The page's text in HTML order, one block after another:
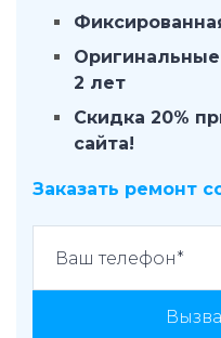
Оригинальные
2 лет
Скидка 20%
сайта!
Заказать ремонт